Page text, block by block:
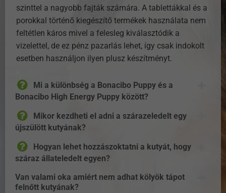
szinttel a nagyobb fajták számára. A tablettákkal és a
porokkal történő kiegészítő termékek használata nem
feltétlen káros mivel a felesleg kiválasztódik a
vizelettel, de ez pénz pazarlás lehet, így csak indokolt
esetben használjon ilyen plusz készítményt.
Mi a különbség a Bonacibo Puppy és a
Bonacibo High Energy Puppy között?
Mikor kezdheti el adni a szárazeledelt egy
újszülött kutyának?
Hogyan lehet hozzászoktatni a kutyát, hogy
száraz állateledelt egyen?
Van valami oka amiért nem adhat kölyök tápot
felnőtt kutyának?